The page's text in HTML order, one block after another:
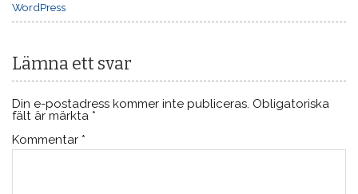
WordPress
Lämna ett svar
Din e-postadress kommer inte publiceras. Obligatoriska
fält är märkta *
Kommentar *